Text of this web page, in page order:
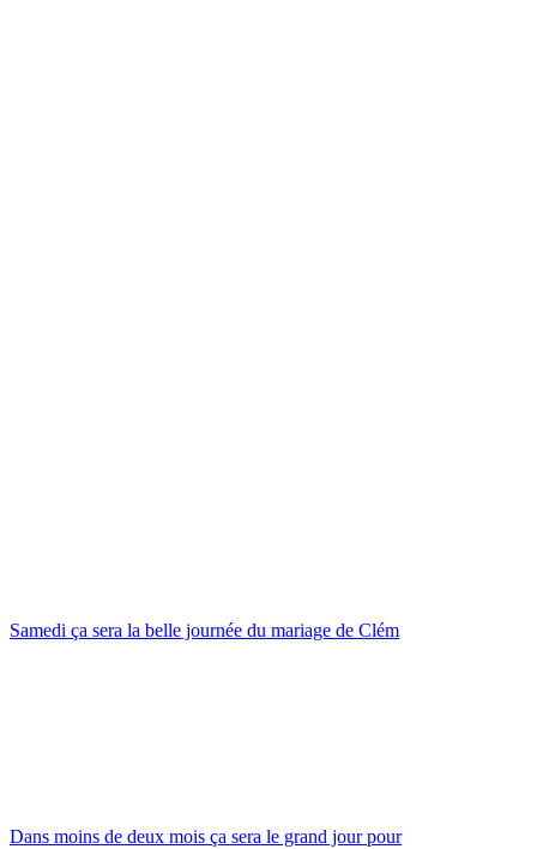
Samedi ça sera la belle journée du mariage de Clém
Dans moins de deux mois ça sera le grand jour pour